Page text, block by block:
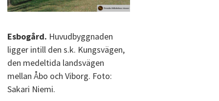
Esbogård. Huvudbyggnaden
ligger intill den s.k. Kungsvägen,
den medeltida landsvägen
mellan Åbo och Viborg. Foto:
Sakari Niemi.